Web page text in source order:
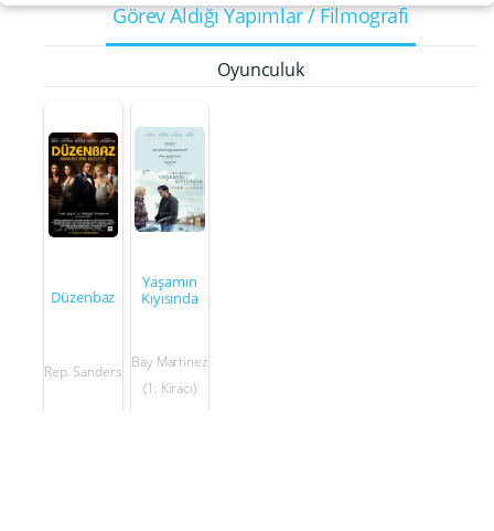
Görev Aldığı Yapımlar / Filmografi
Oyunculuk
Düzenbaz
Rep. Sanders
Yaşamın
Kıyısında
Bay Martinez
(1. Kiracı)